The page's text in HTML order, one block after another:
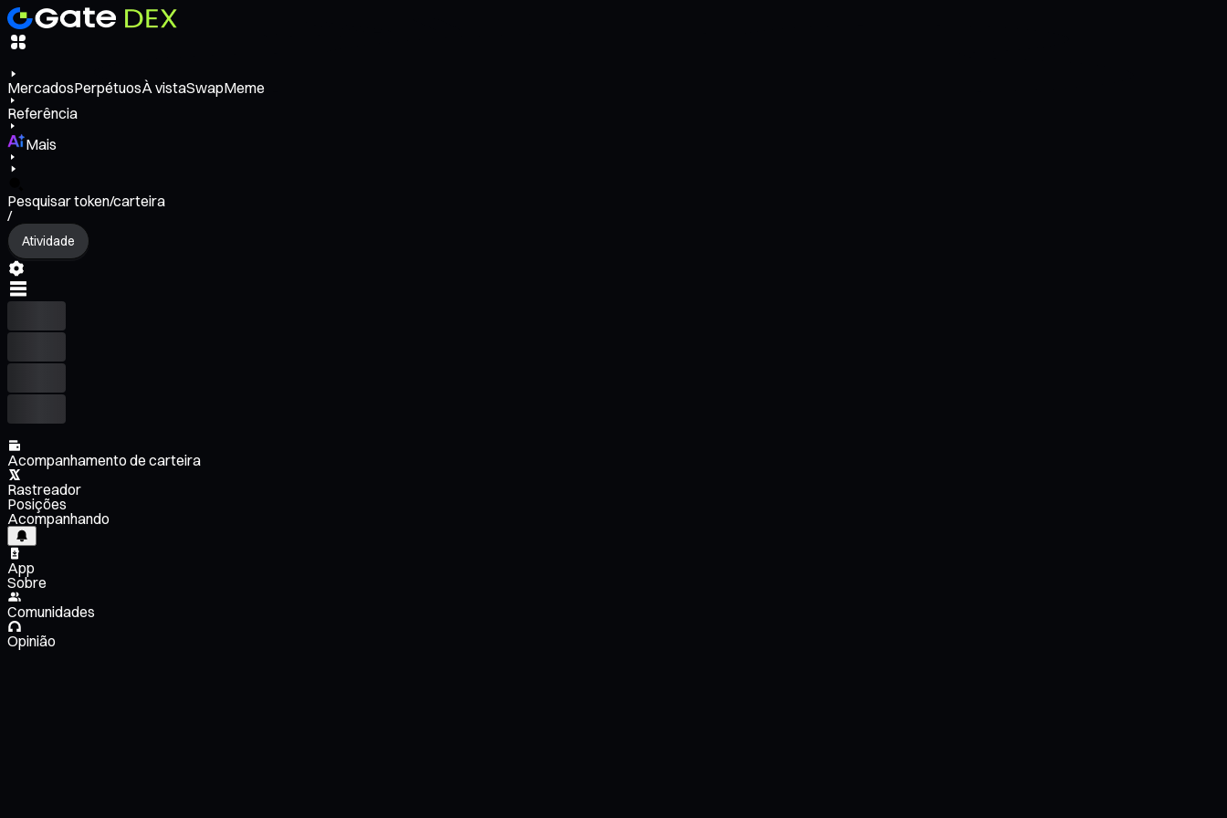
MercadosPerpétuosÀ vistaSwapMeme
Referência
Mais
Pesquisar token/carteira
/
Atividade
Acompanhamento de carteira
Rastreador
Posições
Acompanhando
App
Sobre
Comunidades
Opinião